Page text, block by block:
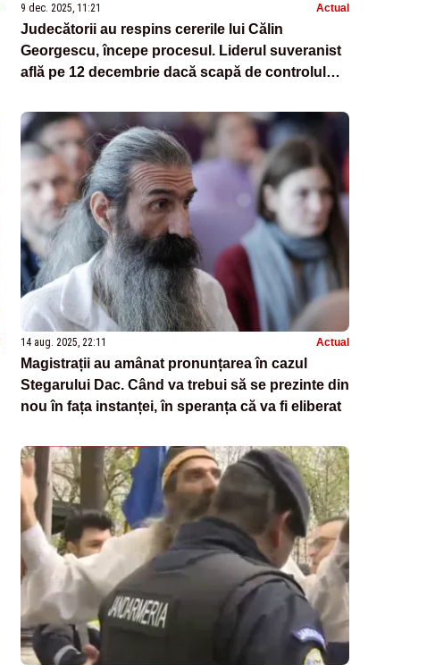
9 dec. 2025, 11:21 Actual
Judecătorii au respins cererile lui Călin
Georgescu, începe procesul. Liderul suveranist
află pe 12 decembrie dacă scapă de controlul
14 aug. 2025, 22:11 Actual
Magistrații au amânat pronunțarea în cazul
Stegarului Dac. Când va trebui să se prezinte din
nou în fața instanței, în speranța că va fi eliberat